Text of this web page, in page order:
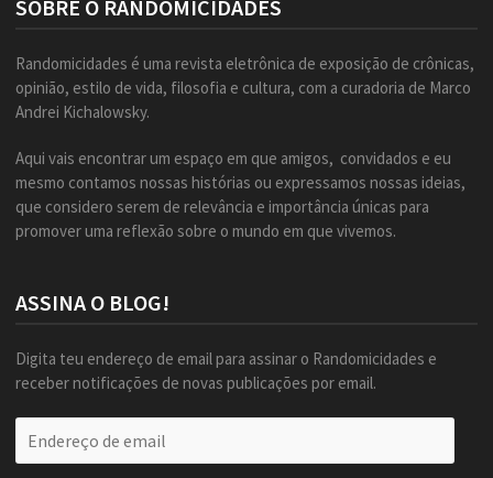
SOBRE O RANDOMICIDADES
Randomicidades é uma revista eletrônica de exposição de crônicas,
opinião, estilo de vida, filosofia e cultura, com a curadoria de Marco
Andrei Kichalowsky.
Aqui vais encontrar um espaço em que amigos, convidados e eu
mesmo contamos nossas histórias ou expressamos nossas ideias,
que considero serem de relevância e importância únicas para
promover uma reflexão sobre o mundo em que vivemos.
ASSINA O BLOG!
Digita teu endereço de email para assinar o Randomicidades e
receber notificações de novas publicações por email.
de